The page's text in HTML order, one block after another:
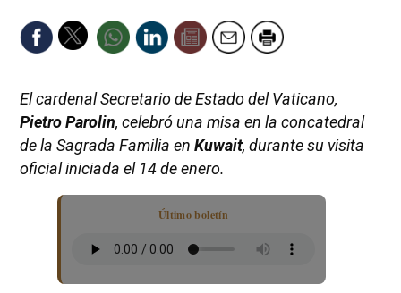
El cardenal Secretario de Estado del Vaticano,
Pietro Parolin, celebró una misa en la concatedral
de la Sagrada Familia en Kuwait, durante su visita
oficial iniciada el 14 de enero.
Último boletín